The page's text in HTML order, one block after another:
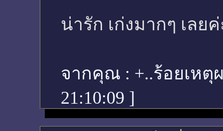
น่ารัก เก่งมากๆ เลย
จากคุณ : +..ร้อยเหตุ
21:10:09 ]